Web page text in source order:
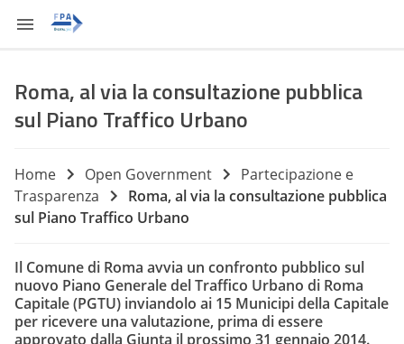
Roma, al via la consultazione pubblica
sul Piano Traffico Urbano
Home Open Government
Partecipazione e
Trasparenza
Roma, al via la consultazione pubblica
sul Piano Traffico Urbano
Il Comune di Roma avvia un confronto pubblico sul
nuovo Piano Generale del Traffico Urbano di Roma
Capitale(PGTU) inviandolo ai 15 Municipi della Capitale
per ricevere una valutazione, prima di essere
approvato dalla Giunta il prossimo 31 gennaio 2014.